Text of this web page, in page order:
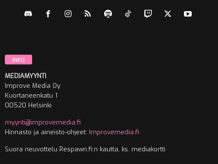
INFO
MEDIAMYYNTI
Improve Media Oy
Kuortaneenkatu 1
00520 Helsinki
myynti@improvemedia.fi
Hinnasto ja aineisto-ohjeet: Improvemedia.fi
Suora neuvottelu Respawn.fi:n kautta, ks. mediakortti